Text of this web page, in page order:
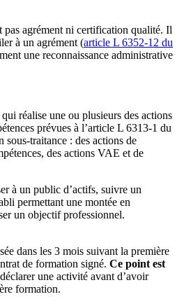
agrément ni certification qualité. Il
à un agrément (article L 6352-12 du
une reconnaissance administrative
réalise une ou plusieurs des actions
prévues à l’article L 6313-1 du
traitance : des actions de
des actions VAE et de
à un public d’actifs, suivre un
permettant une montée en
un objectif professionnel.
dans les 3 mois suivant la première
de formation signé. Ce point est
une activité avant d’avoir
formation.